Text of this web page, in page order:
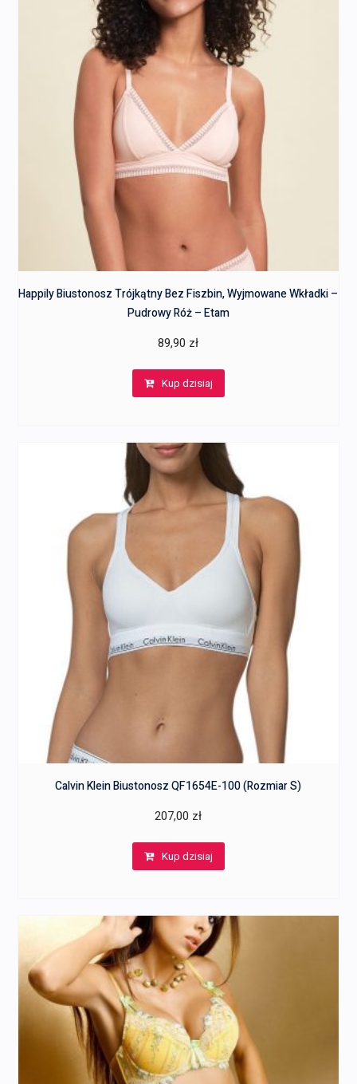
Happily Biustonosz Trójkątny Bez Fiszbin, Wyjmowane Wkładki –
Pudrowy Róż – Etam
89,90 zł
Kup dzisiaj
Calvin Klein Biustonosz QF1654E-100 (Rozmiar S)
207,00 zł
Kup dzisiaj